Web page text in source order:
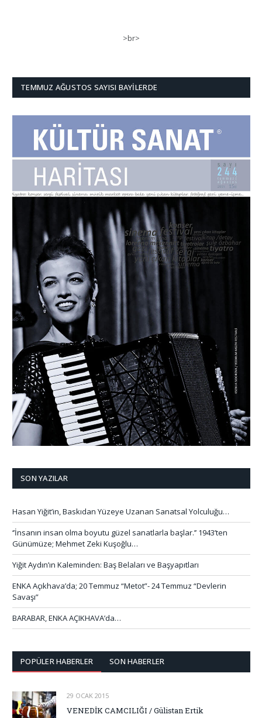
>br>
TEMMUZ AĞUSTOS SAYISI BAYILERDE
SON YAZILAR
Hasan Yiğit’in, Baskıdan Yüzeye Uzanan Sanatsal Yolculuğu…
‘’İnsanın insan olma boyutu güzel sanatlarla başlar.’’ 1943’ten
Günümüze; Mehmet Zeki Kuşoğlu…
Yiğit Aydın’ın Kaleminden: Baş Belaları ve Başyapıtları
ENKA Açıkhava’da; 20 Temmuz “Metot”- 24 Temmuz “Devlerin
Savaşı”
BARABAR, ENKA AÇIKHAVA’da…
POPÜLER HABERLER SON HABERLER
29 OCAK 2015
VENEDİK CAMCILIĞI / Gülistan Ertik